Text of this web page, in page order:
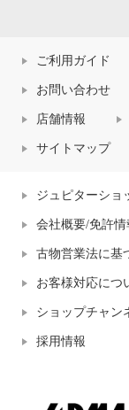
ご利用ガイド
お問い合わせ
店舗情報
サイトマップ
ジュピターショ
会社概要/免許情
古物営業法に基
お客様対応につ
ショップチャン
採用情報